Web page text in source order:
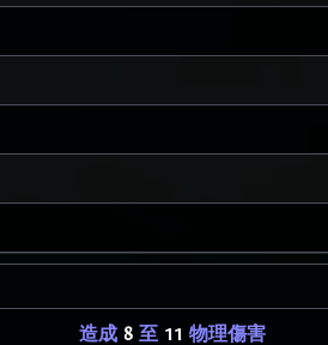
造成 8 至 11 物理傷害